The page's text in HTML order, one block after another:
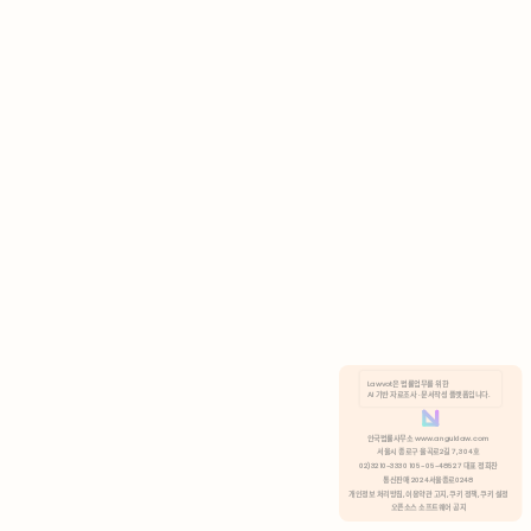
분석 쿠키 허용
Lawvot은 법률업무를 위한
AI 기반 자료조사 · 문서작성 플랫폼입니다.
안국법률사무소 www.anguklaw.com
서울시 종로구 율곡로2길 7, 304호
02)3210-3330 105-05-48527 대표 정희찬
통신판매 2024서울종로0248
개인정보 처리방침, 이용약관 고지, 쿠키 정책, 쿠키 설정
오픈소스 소프트웨어 공지